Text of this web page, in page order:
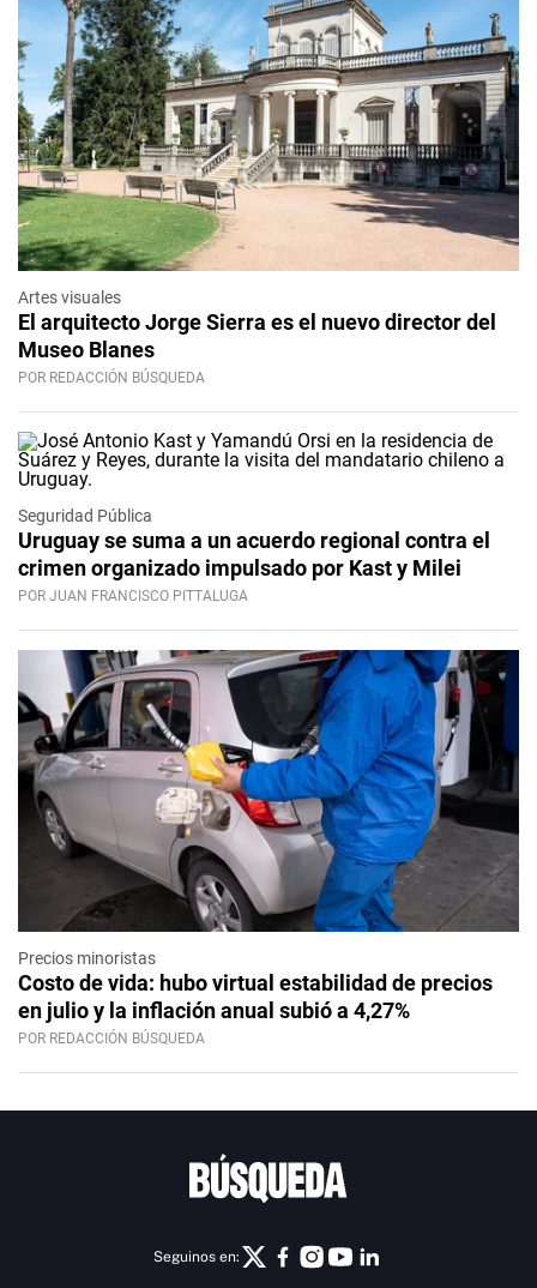
Artes visuales
El arquitecto Jorge Sierra es el nuevo director del
Museo Blanes
POR REDACCIÓN BÚSQUEDA
Seguridad Pública
Uruguay se suma a un acuerdo regional contra el
crimen organizado impulsado por Kast y Milei
POR JUAN FRANCISCO PITTALUGA
Precios minoristas
Costo de vida: hubo virtual estabilidad de precios
en julio y la inflación anual subió a 4,27%
POR REDACCIÓN BÚSQUEDA
Seguinos en: